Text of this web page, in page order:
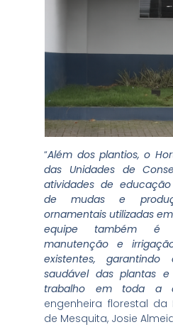
“Além dos plantios, o
das Unidades de
atividades de
de mudas e
ornamentais utilizadas
equipe também é
manutenção e
existentes, garantindo
saudável das plantas
trabalho em toda a
engenheira florestal da
de Mesquita, Josie